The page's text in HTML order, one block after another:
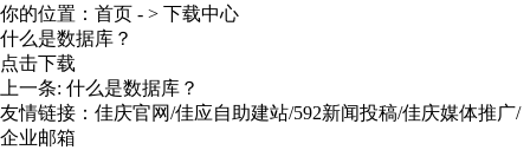
你的位置： 首页 - > 下载中心
什么是数据库？
点击下载
上一条: 什么是数据库？
友情链接： 佳庆官网/佳应自助建站/592新闻投稿/佳庆媒体推广/
企业邮箱